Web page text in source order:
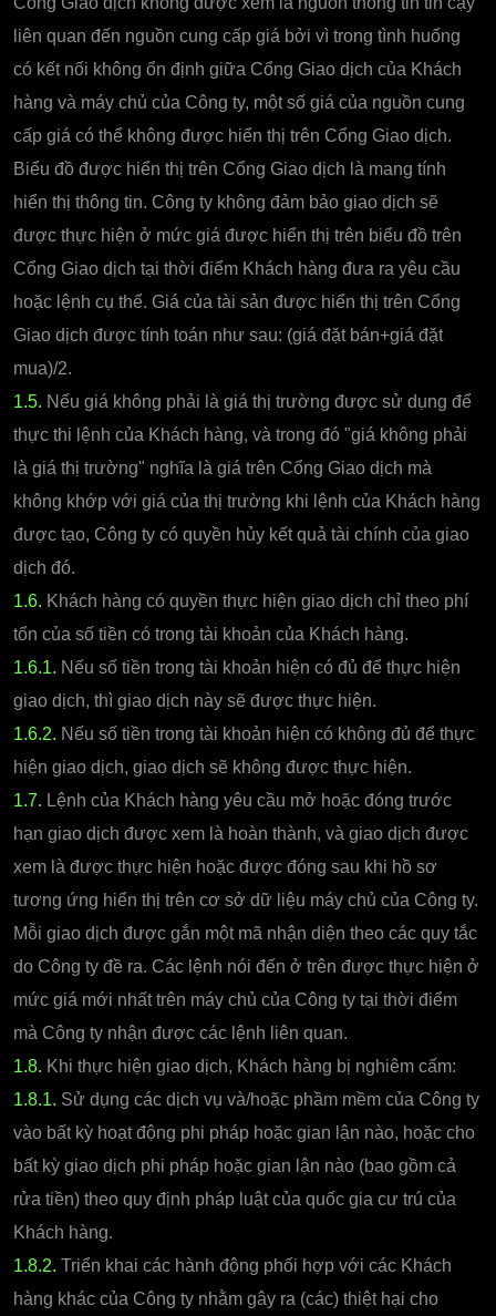
liên quan đến nguồn cung cấp giá bởi vì trong tình huống
có kết nối không ổn định giữa Cổng Giao dịch của Khách
hàng và máy chủ của Công ty, một số giá của nguồn cung
cấp giá có thể không được hiển thị trên Cổng Giao dịch.
Biểu đồ được hiển thị trên Cổng Giao dịch là mang tính
hiển thị thông tin. Công ty không đảm bảo giao dịch sẽ
được thực hiện ở mức giá được hiển thị trên biểu đồ trên
Cổng Giao dịch tại thời điểm Khách hàng đưa ra yêu cầu
hoặc lệnh cụ thể. Giá của tài sản được hiển thị trên Cổng
Giao dịch được tính toán như sau: (giá đặt bán+giá đặt
mua)/2.
1.5. Nếu giá không phải là giá thị trường được sử dụng để
thực thi lệnh của Khách hàng, và trong đó "giá không phải
là giá thị trường" nghĩa là giá trên Cổng Giao dịch mà
không khớp với giá của thị trường khi lệnh của Khách hàng
được tạo, Công ty có quyền hủy kết quả tài chính của giao
dịch đó.
1.6. Khách hàng có quyền thực hiện giao dịch chỉ theo phí
tổn của số tiền có trong tài khoản của Khách hàng.
1.6.1. Nếu số tiền trong tài khoản hiện có đủ để thực hiện
giao dịch, thì giao dịch này sẽ được thực hiện.
1.6.2. Nếu số tiền trong tài khoản hiện có không đủ để thực
hiện giao dịch, giao dịch sẽ không được thực hiện.
1.7. Lệnh của Khách hàng yêu cầu mở hoặc đóng trước
hạn giao dịch được xem là hoàn thành, và giao dịch được
xem là được thực hiện hoặc được đóng sau khi hồ sơ
tương ứng hiển thị trên cơ sở dữ liệu máy chủ của Công ty.
Mỗi giao dịch được gắn một mã nhận diện theo các quy tắc
do Công ty đề ra. Các lệnh nói đến ở trên được thực hiện ở
mức giá mới nhất trên máy chủ của Công ty tại thời điểm
mà Công ty nhận được các lệnh liên quan.
1.8. Khi thực hiện giao dịch, Khách hàng bị nghiêm cấm:
1.8.1. Sử dụng các dịch vụ và/hoặc phầm mềm của Công ty
vào bất kỳ hoạt động phi pháp hoặc gian lận nào, hoặc cho
bất kỳ giao dịch phi pháp hoặc gian lận nào (bao gồm cả
rửa tiền) theo quy định pháp luật của quốc gia cư trú của
Khách hàng.
1.8.2. Triển khai các hành động phối hợp với các Khách
hàng khác của Công ty nhằm gây ra (các) thiệt hại cho